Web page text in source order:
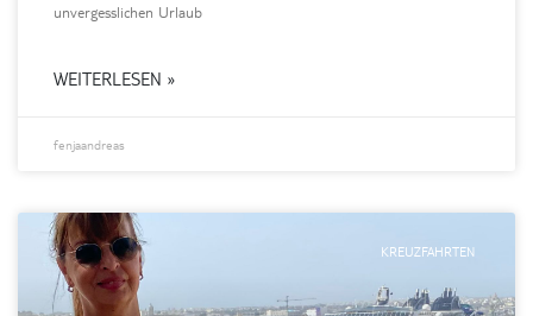
unvergesslichen Urlaub
WEITERLESEN »
fenjaandreas
KREUZFAHRTEN